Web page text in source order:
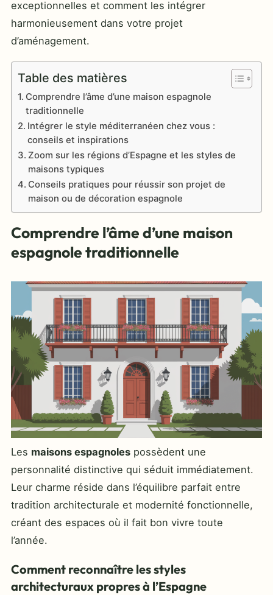
exceptionnelles et comment les intégrer
harmonieusement dans votre projet
d’aménagement.
Table des matières
Comprendre l’âme d’une maison espagnole
traditionnelle
Intégrer le style méditerranéen chez vous :
conseils et inspirations
Zoom sur les régions d’Espagne et les styles de
maisons typiques
Conseils pratiques pour réussir son projet de
maison ou de décoration espagnole
Comprendre l’âme d’une maison
espagnole traditionnelle
Les maisons espagnoles possèdent une
personnalité distinctive qui séduit immédiatement.
Leur charme réside dans l’équilibre parfait entre
tradition architecturale et modernité fonctionnelle,
créant des espaces où il fait bon vivre toute
l’année.
Comment reconnaître les styles
architecturaux propres à l’Espagne